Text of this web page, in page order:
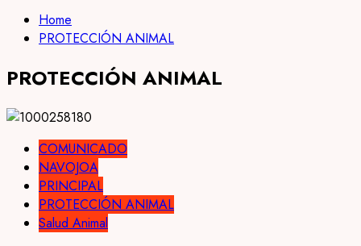
Home
PROTECCIÓN ANIMAL
PROTECCIÓN ANIMAL
COMUNICADO
NAVOJOA
PRINCIPAL
PROTECCIÓN ANIMAL
Salud Animal